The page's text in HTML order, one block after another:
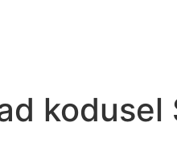
kodusel